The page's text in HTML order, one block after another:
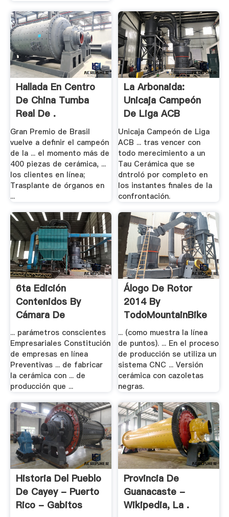
Hallada En Centro
De China Tumba
Real De .
Gran Premio de Brasil
vuelve a definir el campeón
de la ... el momento más de
400 piezas de cerámica, ...
los clientes en línea;
Trasplante de órganos en
...
La Arbonaida:
Unicaja Campeón
De Liga ACB
Unicaja Campeón de Liga
ACB ... tras vencer con
todo merecimiento a un
Tau Cerámica que se
dntroló por completo en
los instantes finales de la
confrontación.
6ta Edición
Contenidos By
Cámara De
Comercio .
... parámetros conscientes
Empresariales Constitución
de empresas en línea
Preventivas ... de fabricar
la cerámica con ... de
producción que ...
Álogo De Rotor
2014 By
TodoMountainBike
- .
... (como muestra la línea
de puntos). ... En el proceso
de producción se utiliza un
sistema CNC ... Versión
cerámica con cazoletas
negras.
Historia Del Pueblo
De Cayey - Puerto
Rico - Gabitos
Provincia De
Guanacaste -
Wikipedia, La .